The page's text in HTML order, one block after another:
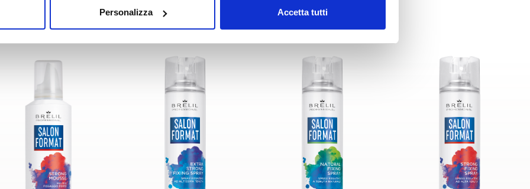
Personalizza Accetta tutti